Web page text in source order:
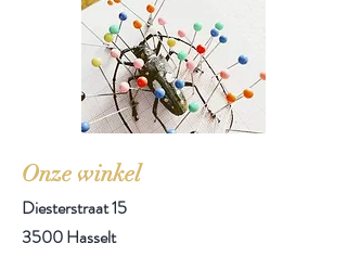
Onze winkel
Diesterstraat 15
3500 Hasselt